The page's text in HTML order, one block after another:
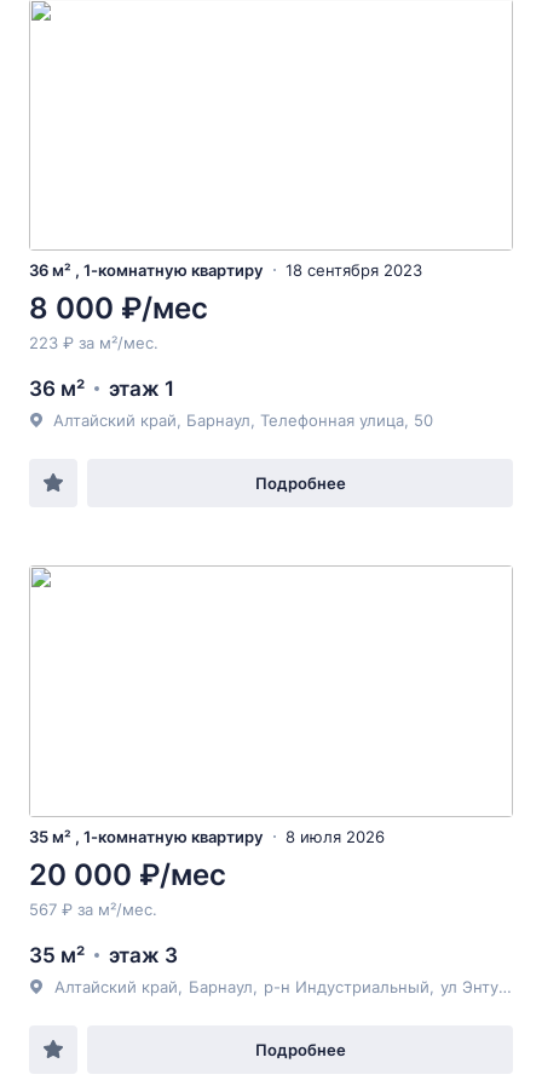
36 м² , 1-комнатную квартиру 18 сентября 2023
8 000 ₽/мес
223 ₽ за м²/мес.
36 м² этаж 1
Алтайский край, Барнаул, Телефонная улица, 50
Подробнее
35 м² , 1-комнатную квартиру 8 июля 2026
20 000 ₽/мес
567 ₽ за м²/мес.
35 м² этаж 3
Алтайский край Барнаул р-н Индустриальный ул Энтузиастов
Подробнее